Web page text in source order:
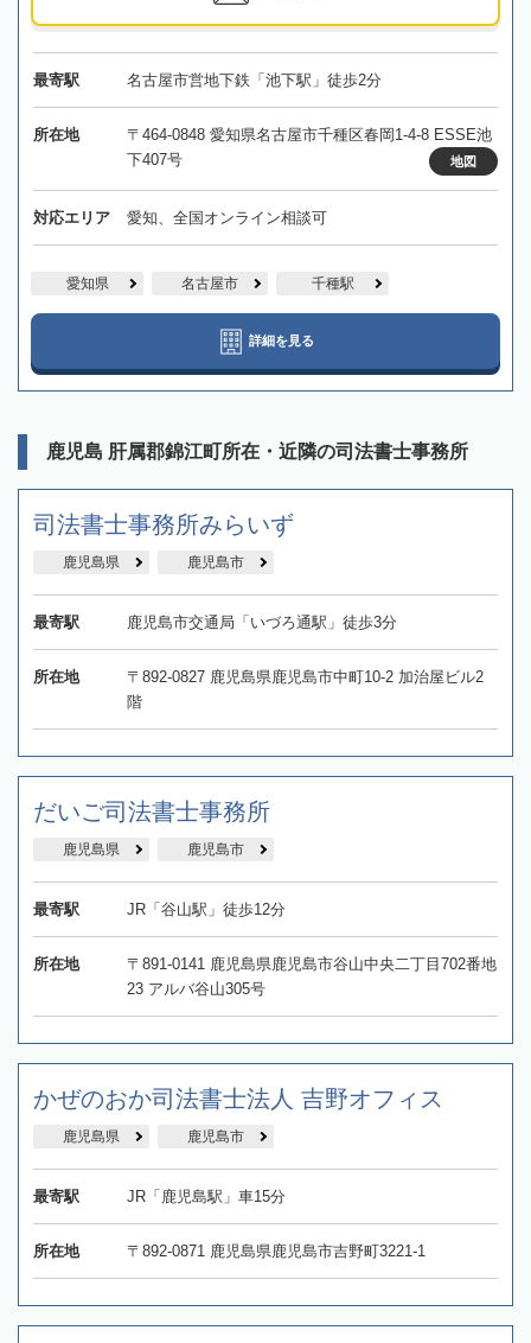
最寄駅 名古屋市営地下鉄「池下駅」徒歩2分
所在地
〒464-0848 愛知県名古屋市千種区春岡1-4-8 ESSE池
下407号
地図
対応エリア 愛知、全国オンライン相談可
愛知県 名古屋市 千種駅
詳細を見る
鹿児島 肝属郡錦江町所在・近隣の司法書士事務所
司法書士事務所みらいず
鹿児島県 鹿児島市
最寄駅 鹿児島市交通局「いづろ通駅」徒歩3分
所在地
〒892-0827 鹿児島県鹿児島市中町10-2 加治屋ビル2
階
だいご司法書士事務所
鹿児島県 鹿児島市
最寄駅 JR「谷山駅」徒歩12分
所在地
〒891-0141 鹿児島県鹿児島市谷山中央二丁目702番地
23 アルバ谷山305号
かぜのおか司法書士法人 吉野オフィス
鹿児島県 鹿児島市
最寄駅 JR「鹿児島駅」車15分
所在地 〒892-0871 鹿児島県鹿児島市吉野町3221-1